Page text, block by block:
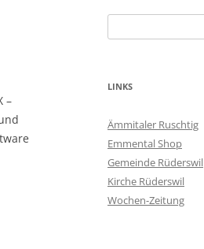
–
nach:
LINKS
Ämmitaler Ruschtig
Emmental Shop
Gemeinde Rüderswil
Kirche Rüderswil
Wochen-Zeitung